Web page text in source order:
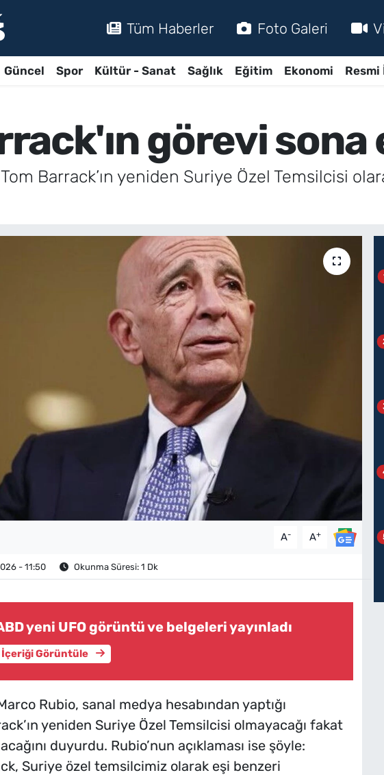
Tüm Haberler Foto Galeri
Güncel Spor Kültür - Sanat Sağlık Eğitim Ekonomi
görevi sona
Barrack’ın yeniden Suriye Özel Temsilcisi
A- A+
- 11:50 Okunma Süresi: 1 Dk
yeni UFO görüntü ve belgeleri yayınladı
İçeriği Görüntüle
Rubio, sanal medya hesabından yaptığı
yeniden Suriye Özel Temsilcisi olmayacağı fakat
duyurdu. Rubio’nun açıklaması ise şöyle:
Suriye özel temsilcimiz olarak eşi benzeri